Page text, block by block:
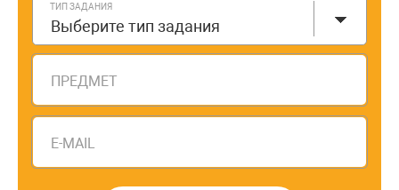
ТИП ЗАДАНИЯ
Выберите тип задания
ПРЕДМЕТ
E-MAIL